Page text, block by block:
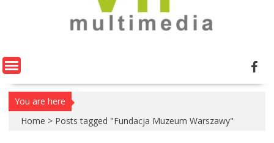
You are here
Home > Posts tagged "Fundacja Muzeum Warszawy"